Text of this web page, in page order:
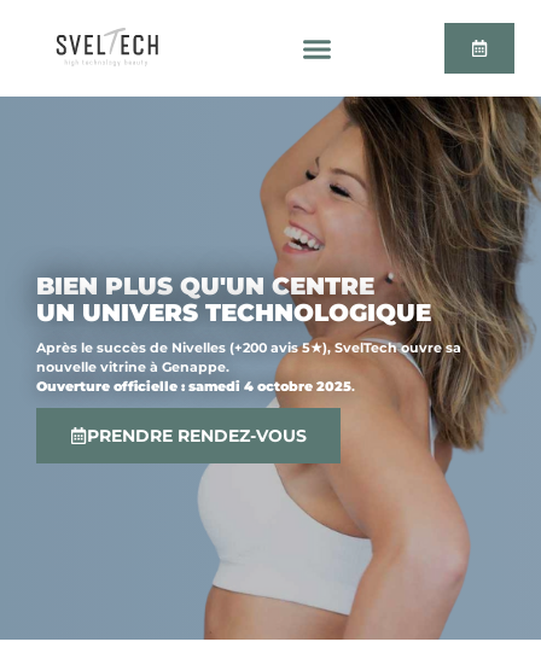
BIEN PLUS QU'UN CENTRE
UN UNIVERS TECHNOLOGIQUE
Après le succès de Nivelles (+200 avis 5★), SvelTech ouvre sa
nouvelle vitrine à Genappe.
Ouverture officielle : samedi 4 octobre 2025.
PRENDRE RENDEZ-VOUS